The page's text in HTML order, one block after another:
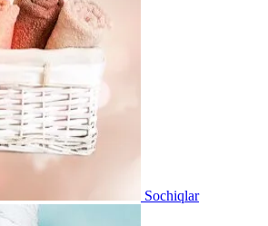
Sochiqlar